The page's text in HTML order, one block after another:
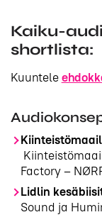
Kaiku-
shortlista:
Kuuntele
Factory –
Lidlin
Sound ja